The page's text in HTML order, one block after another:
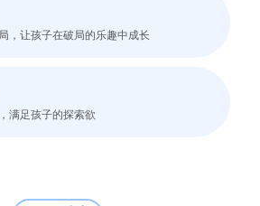
，让孩子在破局的乐趣中成长
满足孩子的探索欲